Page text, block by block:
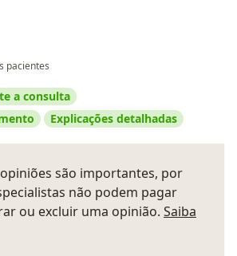
pacientes
a consulta
Explicações detalhadas
são importantes, por
não podem pagar
ou excluir uma opinião. Saiba